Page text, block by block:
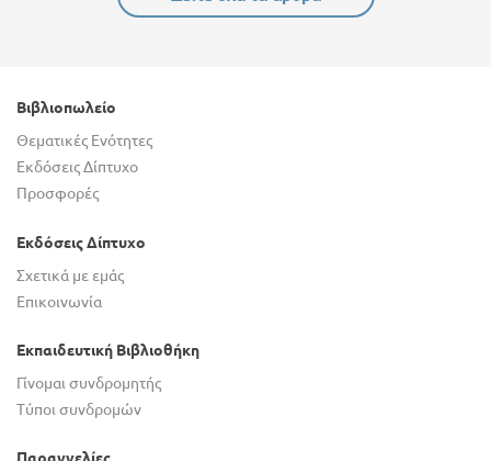
Βιβλιοπωλείο
Θεματικές Ενότητες
Εκδόσεις Δίπτυχο
Προσφορές
Εκδόσεις Δίπτυχο
Σχετικά με εμάς
Επικοινωνία
Εκπαιδευτική Βιβλιοθήκη
Γίνομαι συνδρομητής
Τύποι συνδρομών